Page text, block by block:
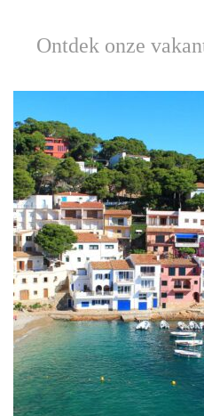
Ontdek onze